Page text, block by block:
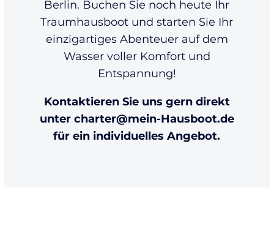
Berlin. Buchen Sie noch heute Ihr
Traumhausboot und starten Sie Ihr
einzigartiges Abenteuer auf dem
Wasser voller Komfort und
Entspannung!
Kontaktieren Sie uns gern direkt
unter charter@mein-Hausboot.de
für ein individuelles Angebot.